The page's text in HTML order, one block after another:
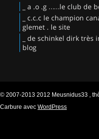
_ a .o .g ……le club de
_ c.c.c le champion
glemet . le site
_ de schinkel dirk très
blog
© 2007-2013 2012 Meusnidus33 ,
Carbure avec WordPress